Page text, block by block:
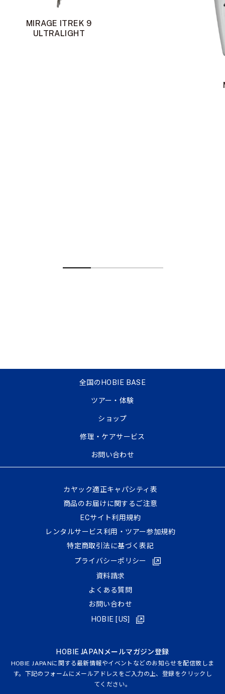
MIRAGE ITREK 9
ULTRALIGHT
全国のHOBIE BASE
ツアー・体験
ショップ
修理・ケアサービス
お問い合わせ
HOBIE JAPANメールマガジン登録
HOBIE JAPANに関する最新情報やイベントなどのお知らせを配信致しま
す。下記のフォームにメールアドレスをご入力の上、登録をクリックし
てください。
カヤック適正キャパシティ表
商品のお届けに関するご注意
ECサイト利⽤規約
レンタルサービス利用・ツアー参加規約
特定商取引法に基づく表記
プライバシーポリシー
資料請求
よくある質問
お問い合わせ
HOBIE [US]